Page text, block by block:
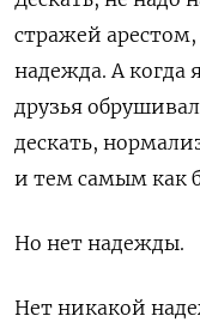
стражей арестом,
надежда. А когда
друзья
дескать,
и тем самым как
Но нет надежды.
Нет никакой